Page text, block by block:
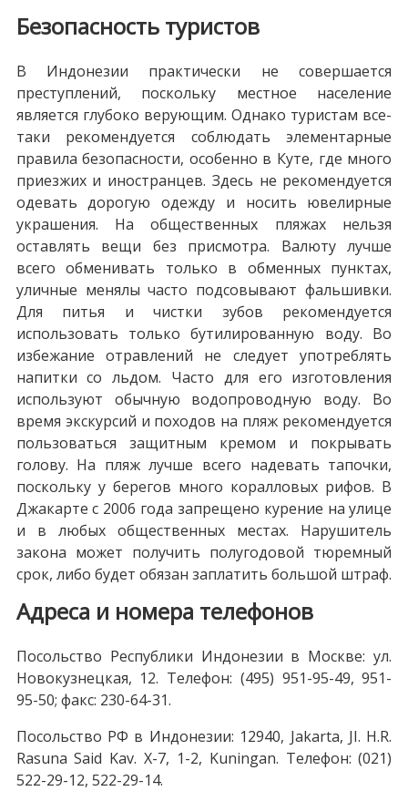
Безопасность туристов
В Индонезии практически не совершается
преступлений, поскольку местное население
является глубоко верующим. Однако туристам все-
таки рекомендуется соблюдать элементарные
правила безопасности, особенно в Куте, где много
приезжих и иностранцев. Здесь не рекомендуется
одевать дорогую одежду и носить ювелирные
украшения. На общественных пляжах нельзя
оставлять вещи без присмотра. Валюту лучше
всего обменивать только в обменных пунктах,
уличные менялы часто подсовывают фальшивки.
Для питья и чистки зубов рекомендуется
использовать только бутилированную воду. Во
избежание отравлений не следует употреблять
напитки со льдом. Часто для его изготовления
используют обычную водопроводную воду. Во
время экскурсий и походов на пляж рекомендуется
пользоваться защитным кремом и покрывать
голову. На пляж лучше всего надевать тапочки,
поскольку у берегов много коралловых рифов. В
Джакарте с 2006 года запрещено курение на улице
и в любых общественных местах. Нарушитель
закона может получить полугодовой тюремный
срок, либо будет обязан заплатить большой штраф.
Адреса и номера телефонов
Посольство Республики Индонезии в Москве: ул.
Новокузнецкая, 12. Телефон: (495) 951-95-49, 951-
95-50; факс: 230-64-31.
Посольство РФ в Индонезии: 12940, Jakarta, JI. H.R.
Rasuna Said Kav. X-7, 1-2, Kuningan. Телефон: (021)
522-29-12, 522-29-14.